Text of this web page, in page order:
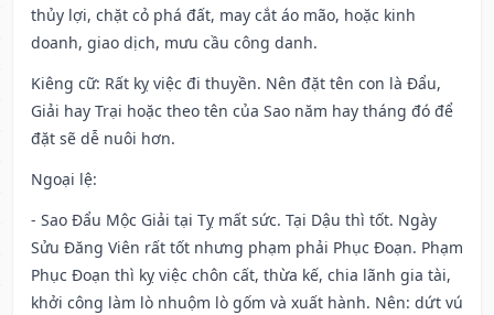
thủy lợi, chặt cỏ phá đất, may cắt áo mão, hoặc kinh
doanh, giao dịch, mưu cầu công danh.
Kiêng cữ: Rất kỵ việc đi thuyền. Nên đặt tên con là Đẩu,
Giải hay Trại hoặc theo tên của Sao năm hay tháng đó để
đặt sẽ dễ nuôi hơn.
Ngoại lệ:
- Sao Đẩu Mộc Giải tại Tỵ mất sức. Tại Dậu thì tốt. Ngày
Sửu Đăng Viên rất tốt nhưng phạm phải Phục Đoạn. Phạm
Phục Đoạn thì kỵ việc chôn cất, thừa kế, chia lãnh gia tài,
khởi công làm lò nhuộm lò gốm và xuất hành. Nên: dứt vú